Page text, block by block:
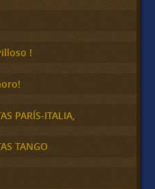
!
PARÍS-ITALIA,
TANGO